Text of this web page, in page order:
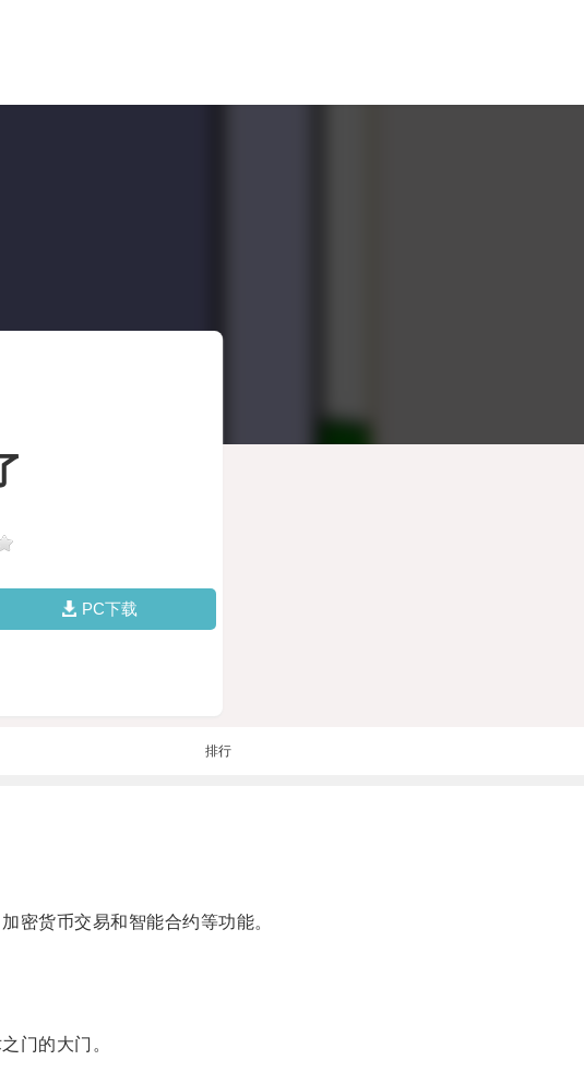
PC下载
排行
货币交易和智能合约等功能。
门的大门。